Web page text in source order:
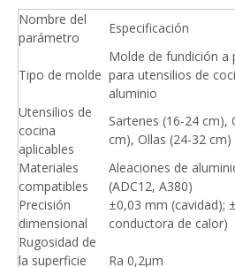
Nombre del
parámetro
Especificación
Tipo de molde
Molde de fundición a
para utensilios de
aluminio
Utensilios de
cocina
aplicables
Sartenes (16-24 cm),
cm), Ollas (24-32 cm)
Materiales
compatibles
Aleaciones de
(ADC12, A380)
Precisión
dimensional
±0,03 mm (cavidad);
conductora de calor)
Rugosidad de
la superficie
Ra 0,2μm